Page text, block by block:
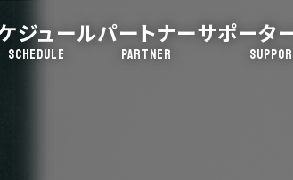
ジュール
SCHEDULE
パートナー
PARTNER
サポータ